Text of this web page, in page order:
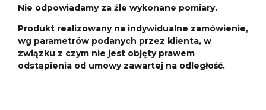
Nie odpowiadamy za źle wykonane pomiary.
Produkt realizowany na indywidualne zamówienie,
wg parametrów podanych przez klienta, w
związku z czym nie jest objęty prawem
odstąpienia od umowy zawartej na odległość.